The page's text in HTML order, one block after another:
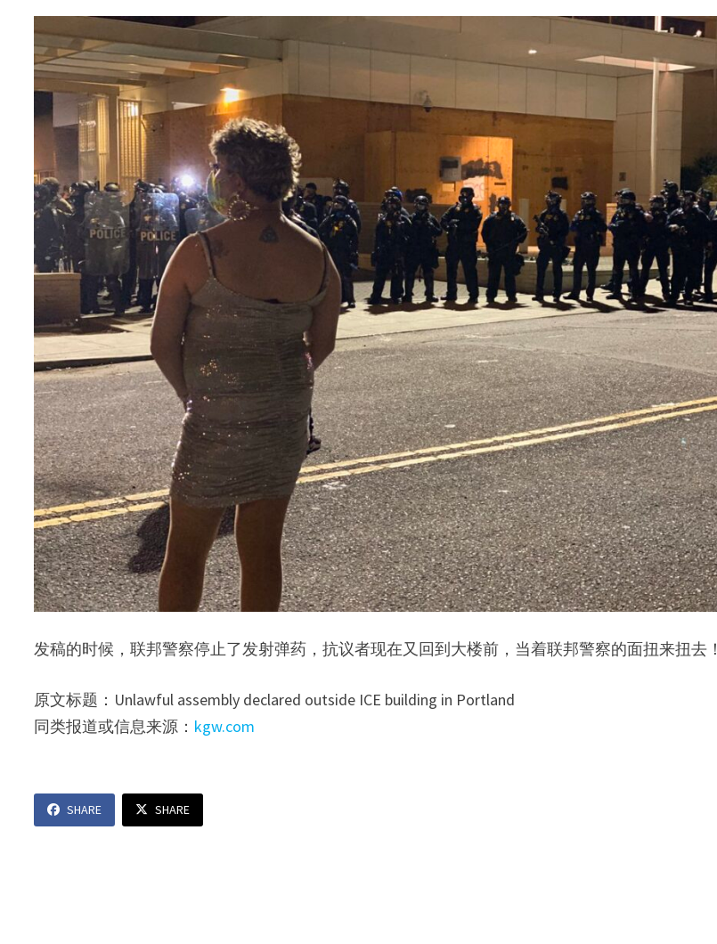
发稿的时候，联邦警察停止了发射弹药，抗议者现在又回到大楼前，当着联邦警察的面扭来扭去！
原文标题：Unlawful assembly declared outside ICE building in Portland
同类报道或信息来源： kgw.com
SHARE SHARE